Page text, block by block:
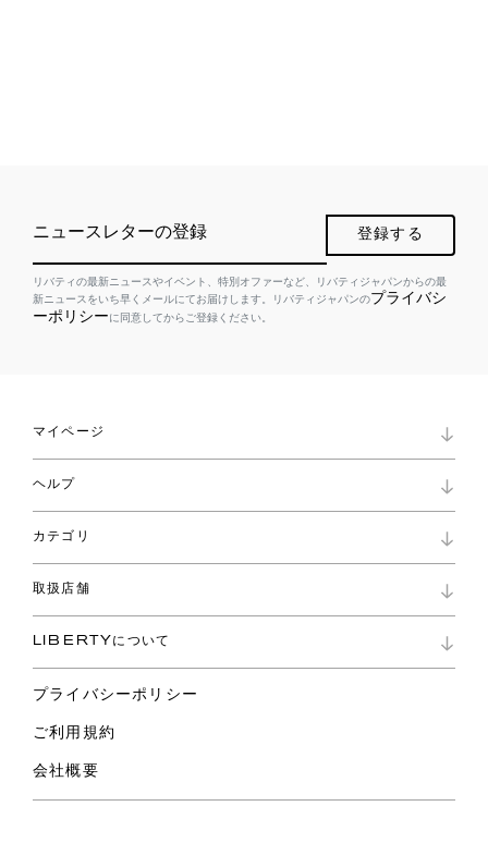
ニュースレターの登録 登録する
リバティの最新ニュースやイベント、特別オファーなど、リバティジャパンからの最
新ニュースをいち早くメールにてお届けします。リバティジャパンのプライバシ
ーポリシーに同意してからご登録ください。
マイページ
ロイヤリティプログラム
パスワード再設定
ショッピングバッグ
ヘルプ
お問い合わせ
よくあるご質問
ご利用ガイド
カテゴリ
コレクション
ファブリックス
バッグ
スカーフ
ウェア
ライフスタイル
スペシャル
取扱店舗
リバティ・ファブリックス
LIBERTYについて
プライバシーポリシー
ご利用規約
会社概要